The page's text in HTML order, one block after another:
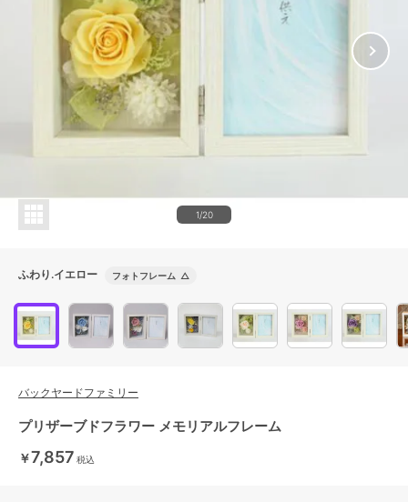
1/20
ふわり.イエロー フォトフレーム △
バックヤードファミリー
プリザーブドフラワー メモリアルフレーム
￥7,857 税込